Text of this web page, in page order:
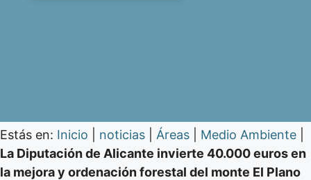
Estás en: Inicio noticias Áreas Medio Ambiente
La Diputación de Alicante invierte 40.000 euros en
la mejora y ordenación forestal del monte El Plano